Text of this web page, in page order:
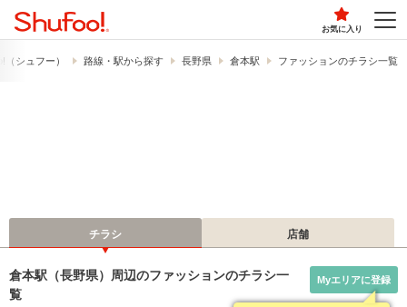
お気に入り
シュフー） 路線・駅から探す 長野県 倉本駅 ファッションのチラシ一覧
チラシ 店舗
倉本駅（長野県）周辺のファッションのチラシ一
覧
Myエリアに登録